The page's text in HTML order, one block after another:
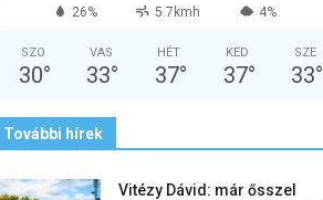
26% 5.7kmh 4%
SZO
30°
VAS
33°
HÉT
37°
KED
37°
SZE
33°
További hírek
Vitézy Dávid: már ősszel